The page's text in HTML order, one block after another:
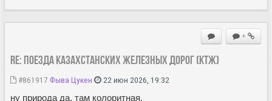
+
Re: Поезда Казахстанских железных дорог (КТЖ)
#861917 Фыва Цукен 22 июн 2026, 19:32
ну природа да, там колоритная.